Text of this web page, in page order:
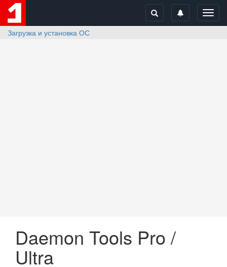
Загрузка и установка ОС
Daemon Tools Pro /
Ultra